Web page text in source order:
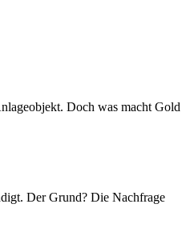
Doch was macht Gold
Der Grund? Die Nachfrage